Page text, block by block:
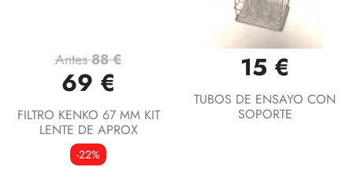
Antes88 €
69 €
FILTRO KENKO 67 MM KIT
LENTE DE APROX
-22%
15 €
TUBOS DE ENSAYO CON
SOPORTE